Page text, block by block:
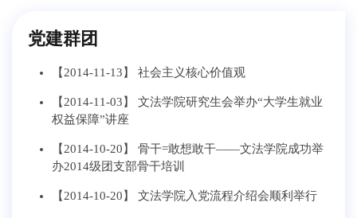
党建群团
【2014-11-13】 社会主义核心价值观
【2014-11-03】 文法学院研究生会举办“大学生就业
权益保障”讲座
【2014-10-20】 骨干=敢想敢干——文法学院成功举
办2014级团支部骨干培训
【2014-10-20】 文法学院入党流程介绍会顺利举行